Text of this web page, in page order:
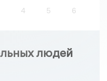
4 5 6
людей